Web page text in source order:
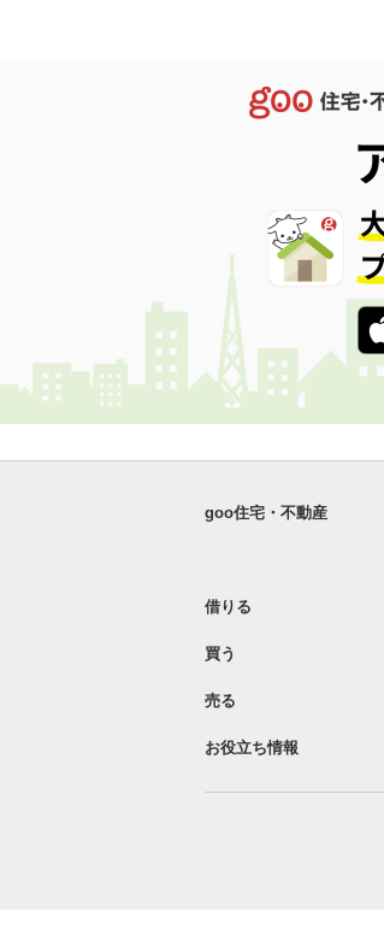
goo住宅・不動産
借りる
買う
売る
お役立ち情報